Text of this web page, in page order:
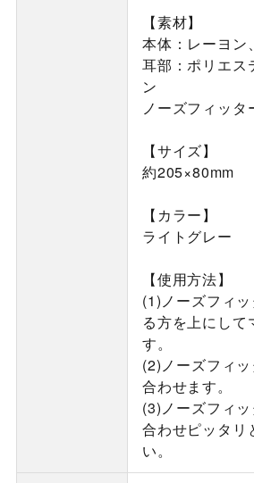
【素材】
本体：レーヨン
耳部：ポリエス
ン
ノーズフィッタ
【サイズ】
約205×80mm
【カラー】
ライトグレー
【使用方法】
(1)ノーズフィ
る方を上にして
す。
(2)ノーズフィ
合わせます。
(3)ノーズフィ
合わせピッタリ
い。